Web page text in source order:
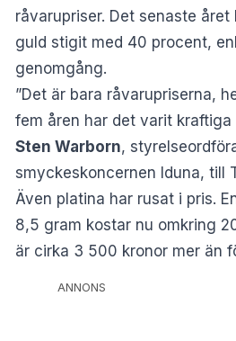
råvarupriser. Det senaste
guld stigit med 40 procent,
genomgång.
”Det är bara råvarupriserna,
fem åren har det varit kraftiga
Sten Warborn,
smyckeskoncernen Iduna, till
Även platina har rusat i pris.
8,5 gram kostar nu omkring
är cirka 3 500 kronor mer än
ANNONS